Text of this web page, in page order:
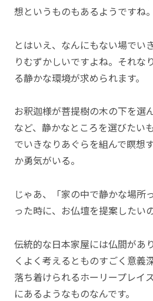
想というものもあるようですね。
とはいえ、なんにもない場でい
りむずかしいですよね。それな
る静かな環境が求められます。
お釈迦様が菩提樹の木の下を選
など、静かなところを選びたい
でいきなりあぐらを組んで瞑想
か勇気がいる。
じゃあ、「家の中で静かな場所
った時に、お仏壇を提案したいの
伝統的な日本家屋には仏間があ
くよく考えるとものすごく意義
落ち着けられるホーリープレイ
にあるようなものなんです。